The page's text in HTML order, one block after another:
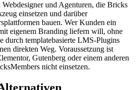
und Agenturen, die Bricks
einsetzen und darüber
bauen. Wer Kunden ein
eigenem Branding liefern will, ohne
durch templatebasierte LMS-Plugins
direkten Weg. Voraussetzung ist
Gutenberg oder einem anderen
nicht einsetzen.